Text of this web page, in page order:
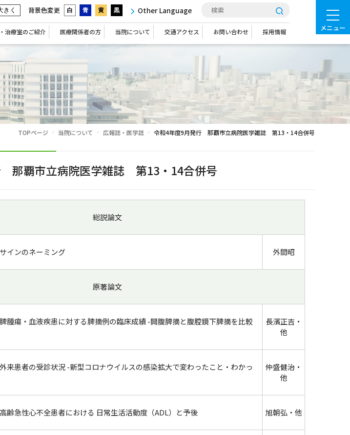
メニュー
きく 背景色変更 白 青 黄 黒 Other Language
治療室のご紹介 医療関係者の方 当院について 交通アクセス お問い合わせ 採用情報
TOPページ 当院について 広報誌・医学誌 令和4年度9月発行 那覇市立病院医学雑誌 第13・14合併号
那覇市立病院医学雑誌 第13・14合併号
総説論文
インのネーミング 外間昭
原著論文
腫瘍・血液疾患に対する脾摘例の臨床成績 -開腹脾摘と腹腔鏡下脾摘を比較
長濱正吉・
他
来患者の受診状況 -新型コロナウイルスの感染拡大で変わったこと・わかっ
仲盛健治・
他
齢急性心不全患者における 日常生活活動度（ADL）と予後 旭朝弘・他